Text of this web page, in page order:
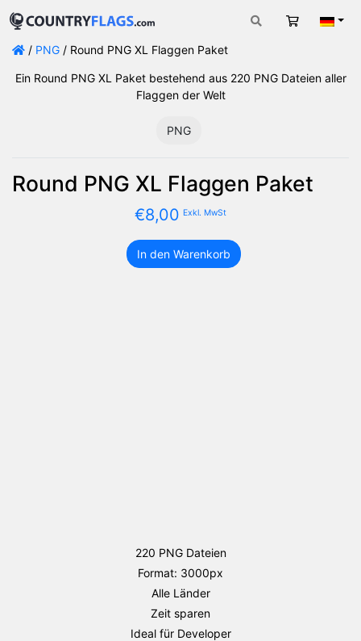
Warenkorb
/ PNG / Round PNG XL Flaggen Paket
Ein Round PNG XL Paket bestehend aus 220 PNG Dateien aller
Flaggen der Welt
PNG
Round PNG XL Flaggen Paket
€8,00 Exkl. MwSt
Round
In den Warenkorb
220 PNG Dateien
Format: 3000px
Alle Länder
Zeit sparen
Ideal für Developer